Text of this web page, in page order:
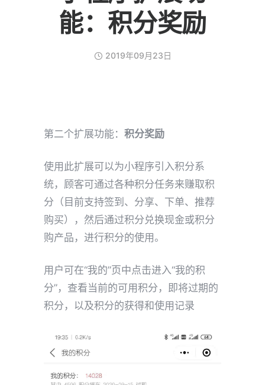
能：积分奖励
2019年09月23日
第二个扩展功能： 积分奖励
使用此扩展可以为小程序引入积分系
统，顾客可通过各种积分任务来赚取积
分（目前支持签到、分享、下单、推荐
购买），然后通过积分兑换现金或积分
购产品，进行积分的使用。
用户可在“我的”页中点击进入“我的积
分”，查看当前的可用积分，即将过期的
积分，以及积分的获得和使用记录